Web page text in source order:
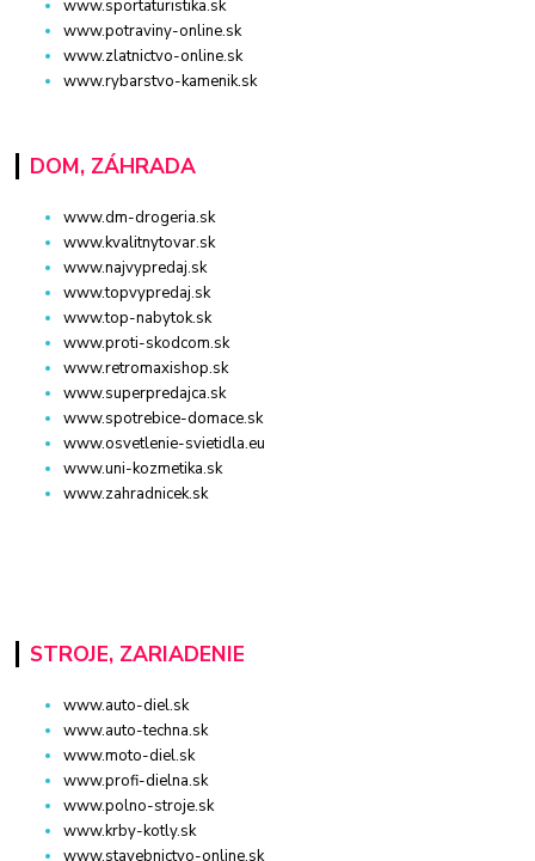
www.sportaturistika.sk
www.potraviny-online.sk
www.zlatnictvo-online.sk
www.rybarstvo-kamenik.sk
DOM, ZÁHRADA
www.dm-drogeria.sk
www.kvalitnytovar.sk
www.najvypredaj.sk
www.topvypredaj.sk
www.top-nabytok.sk
www.proti-skodcom.sk
www.retromaxishop.sk
www.superpredajca.sk
www.spotrebice-domace.sk
www.osvetlenie-svietidla.eu
www.uni-kozmetika.sk
www.zahradnicek.sk
STROJE, ZARIADENIE
www.auto-diel.sk
www.auto-techna.sk
www.moto-diel.sk
www.profi-dielna.sk
www.polno-stroje.sk
www.krby-kotly.sk
www.stavebnictvo-online.sk